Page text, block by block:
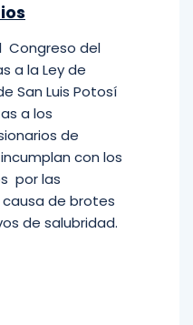
Congreso del
a la Ley de
San Luis Potosí
a los
de
con los
por las
de brotes
de salubridad.